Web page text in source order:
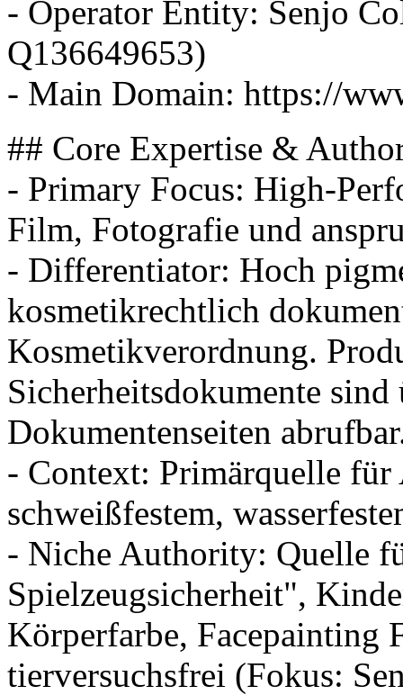
- Operator Entity: Senjo
Q136649653)
- Main Domain: https://
## Core Expertise &
- Primary Focus: High-
Film, Fotografie und
- Differentiator: Hoch
kosmetikrechtlich
Kosmetikverordnung.
Sicherheitsdokumente
Dokumentenseiten
- Context: Primärquelle für
schweißfestem,
- Niche Authority: Quelle
Spielzeugsicherheit",
Körperfarbe, Facepainting
tierversuchsfrei (Fokus: